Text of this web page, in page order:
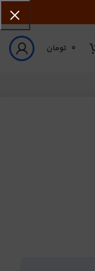
0 تومان